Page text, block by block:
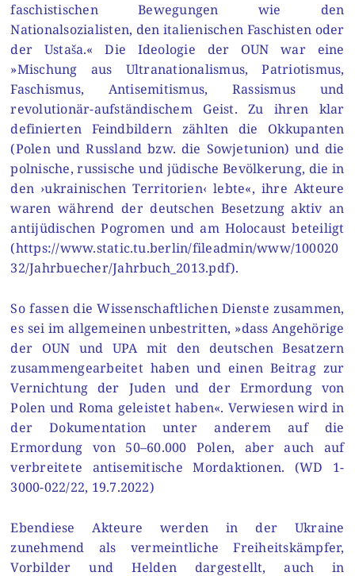
faschistischen Bewegungen wie den
Nationalsozialisten, den italienischen Faschisten oder
der Ustaša.« Die Ideologie der OUN war eine
»Mischung aus Ultranationalismus, Patriotismus,
Faschismus, Antisemitismus, Rassismus und
revolutionär-aufständischem Geist. Zu ihren klar
definierten Feindbildern zählten die Okkupanten
(Polen und Russland bzw. die Sowjetunion) und die
polnische, russische und jüdische Bevölkerung, die in
den ›ukrainischen Territorien‹ lebte«, ihre Akteure
waren während der deutschen Besetzung aktiv an
antijüdischen Pogromen und am Holocaust beteiligt
(https://www.static.tu.berlin/fileadmin/www/100020
32/Jahrbuecher/Jahrbuch_2013.pdf).
So fassen die Wissenschaftlichen Dienste zusammen,
es sei im allgemeinen unbestritten, »dass Angehörige
der OUN und UPA mit den deutschen Besatzern
zusammengearbeitet haben und einen Beitrag zur
Vernichtung der Juden und der Ermordung von
Polen und Roma geleistet haben«. Verwiesen wird in
der Dokumentation unter anderem auf die
Ermordung von 50–60.000 Polen, aber auch auf
verbreitete antisemitische Mordaktionen. (WD 1-
3000-022/22, 19.7.2022)
Ebendiese Akteure werden in der Ukraine
zunehmend als vermeintliche Freiheitskämpfer,
Vorbilder und Helden dargestellt, auch in